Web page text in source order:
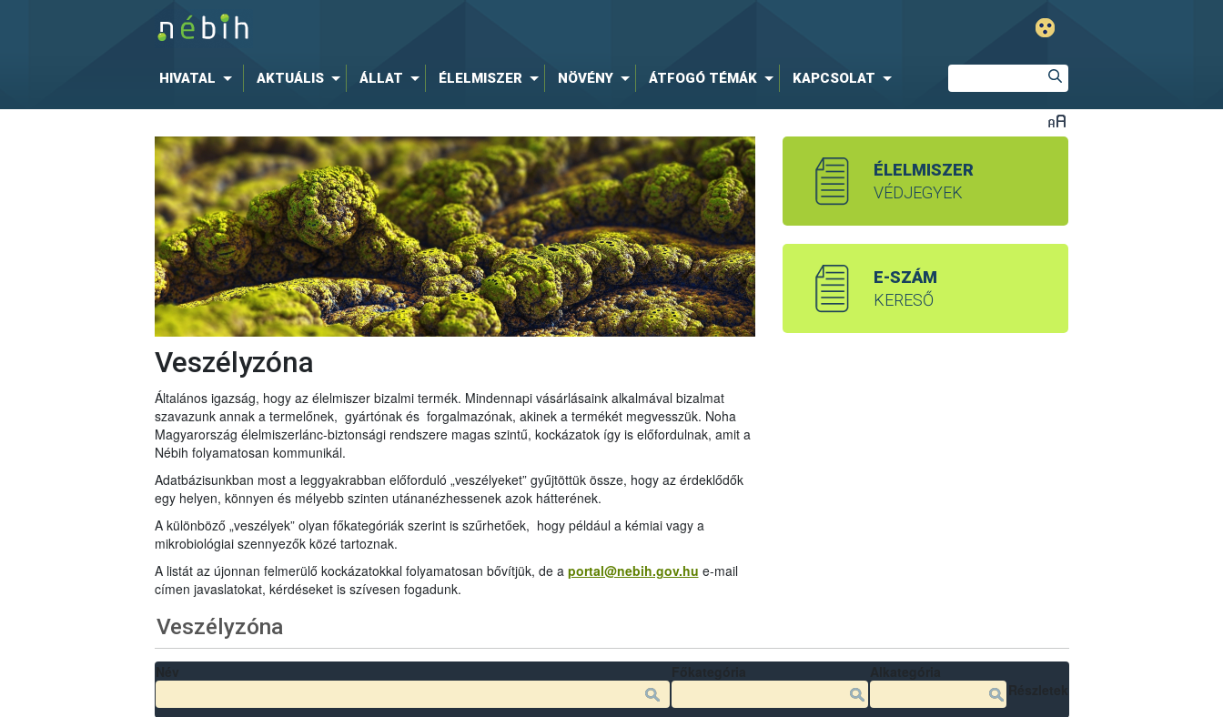
HIVATAL AKTUÁLIS ÁLLAT ÉLELMISZER NÖVÉNY ÁTFOGÓ TÉMÁK KAPCSOLAT
Veszélyzóna
Általános igazság, hogy az élelmiszer bizalmi termék. Mindennapi vásárlásaink alkalmával bizalmat
szavazunk annak a termelőnek, gyártónak és forgalmazónak, akinek a termékét megvesszük. Noha
Magyarország élelmiszerlánc-biztonsági rendszere magas szintű, kockázatok így is előfordulnak, amit a
Nébih folyamatosan kommunikál.
Adatbázisunkban most a leggyakrabban előforduló „veszélyeket” gyűjtöttük össze, hogy az érdeklődők
egy helyen, könnyen és mélyebb szinten utánanézhessenek azok hátterének.
A különböző „veszélyek” olyan főkategóriák szerint is szűrhetőek, hogy például a kémiai vagy a
mikrobiológiai szennyezők közé tartoznak.
A listát az újonnan felmerülő kockázatokkal folyamatosan bővítjük, de a portal@nebih.gov.hu e-mail
címen javaslatokat, kérdéseket is szívesen fogadunk.
ÉLELMISZER
VÉDJEGYEK
E-SZÁM
KERESŐ
Veszélyzóna